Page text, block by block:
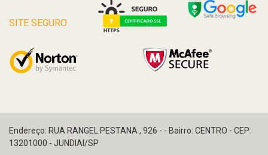
SITE SEGURO
Endereço: RUA RANGEL PESTANA , 926 - - Bairro: CENTRO - CEP:
13201000 - JUNDIAI/SP